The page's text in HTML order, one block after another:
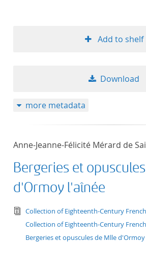
Add to shelf
Download
more metadata
Anne-Jeanne-Félicité Mérard de
Bergeries et
d'Ormoy l'aînée
text/
Collection of Eighteenth-Century
Collection of Eighteenth-Century
Bergeries et opuscules de Mlle